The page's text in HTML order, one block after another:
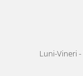
Luni-Vineri -